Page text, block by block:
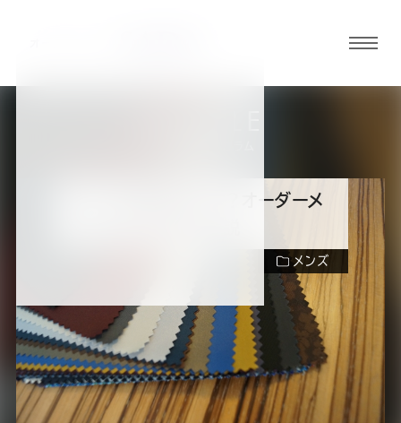
タン
ー
ダ
ー
ー
ダ
ー
ー
ダ
ー
ー
ダ
ー
オ
ー
ダ
ー
スーツの機能性とは？オーダーメ
メンズ
ス
ーツの機能性とは何のことなのでしょうか？こ
の記事では着用時の快適さ、生地の特性、機能